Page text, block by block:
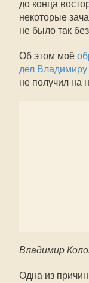
до конца
некоторые
не было так
Об этом моё
дел Владимиру
не получил на
Владимир
Одна из